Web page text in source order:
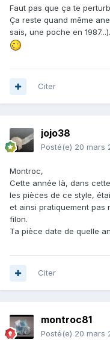
Faut pas que ça te
Ça reste quand même
sais, une poche en 1987...).
Citer
jojo38
Posté(e) 20 mars
Montroc,
Cette année là, dans
les pièces de ce style,
et ainsi pratiquement pas
filon.
Ta pièce date de quelle
Citer
montroc81
Posté(e) 20 mars